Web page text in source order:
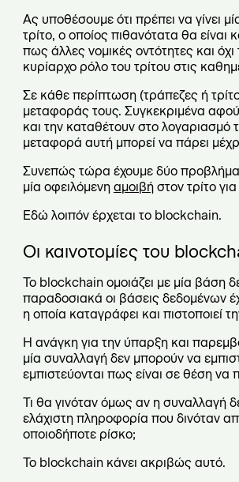
Ας υποθέσουμε ότι πρέπει να γίνει
τρίτο, ο οποίος πιθανότατα θα
πως άλλες νομικές οντότητες και
κυρίαρχο ρόλο του τρίτου στις
Σε κάθε περίπτωση (τράπεζες ή
μεταφοράς τους. Συγκεκριμένα
και την καταθέτουν στο λογαριασμό
μεταφορά αυτή μπορεί να πάρει
Συνεπώς τώρα έχουμε δύο
μία οφειλόμενη αμοιβήστον τρίτο
Εδώ λοιπόν έρχεται το blockchain.
Οι καινοτομίες του
Το blockchain ομοιάζει με μία βάση
παραδοσιακά οι βάσεις δεδομένων
η οποία καταγράφει και πιστοποιεί
Η ανάγκη για την ύπαρξη και
μία συναλλαγή δεν μπορούν να
εμπιστεύονται πως είναι σε θέση να
Τι θα γινόταν όμως αν η συναλλαγή
ελάχιστη πληροφορία που δινόταν
οποιοδήποτε ρίσκο;
Το blockchain κάνει ακριβώς αυτό.